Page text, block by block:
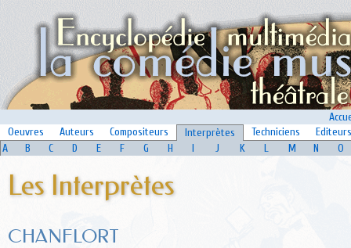
Oeuvres
Auteurs Compositeurs Interprètes Techniciens
Editeurs
A
B C D E F G H I J K L M N O
Les Interprètes
CHANFLORT